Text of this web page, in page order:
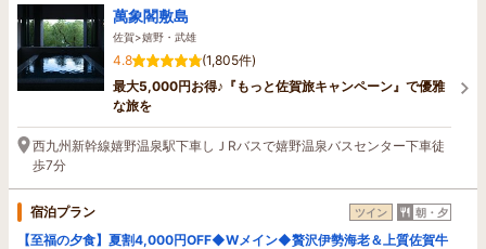
萬象閣敷島
佐賀>嬉野・武雄
4.8
(1,805件)
最大5,000円お得♪『もっと佐賀旅キャンペーン』で優雅
な旅を
西九州新幹線嬉野温泉駅下車しＪRバスで嬉野温泉バスセンター下車徒
歩7分
宿泊プラン ツイン 朝・夕
【至福の夕食】夏割4,000円OFF◆Wメイン◆贅沢伊勢海老＆上質佐賀牛